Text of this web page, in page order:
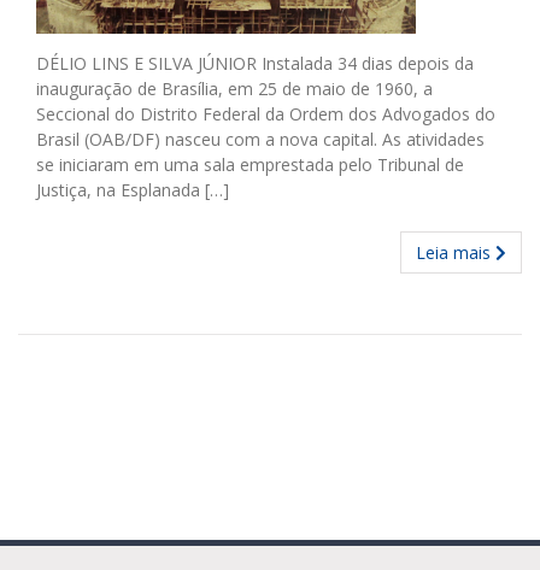
DÉLIO LINS E SILVA JÚNIOR Instalada 34 dias depois da
inauguração de Brasília, em 25 de maio de 1960, a
Seccional do Distrito Federal da Ordem dos Advogados do
Brasil (OAB/DF) nasceu com a nova capital. As atividades
se iniciaram em uma sala emprestada pelo Tribunal de
Justiça, na Esplanada […]
Leia mais